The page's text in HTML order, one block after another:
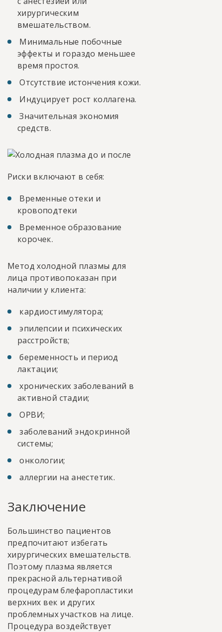
хирургическим
вмешательством.
Минимальные побочные
эффекты и гораздо меньшее
время простоя.
Отсутствие истончения кожи.
Индуцирует рост коллагена.
Значительная экономия
средств.
Риски включают в себя:
Временные отеки и
кровоподтеки
Временное образование
корочек.
Метод холодной плазмы для
лица противопоказан при
наличии у клиента:
кардиостимулятора;
эпилепсии и психических
расстройств;
беременность и период
лактации;
хронических заболеваний в
активной стадии;
ОРВИ;
заболеваний эндокринной
системы;
онкологии;
аллергии на анестетик.
Заключение
Большинство пациентов
предпочитают избегать
хирургических вмешательств.
Поэтому плазма является
прекрасной альтернативой
процедурам блефаропластики
верхних век и других
проблемных участков на лице.
Процедура воздействует